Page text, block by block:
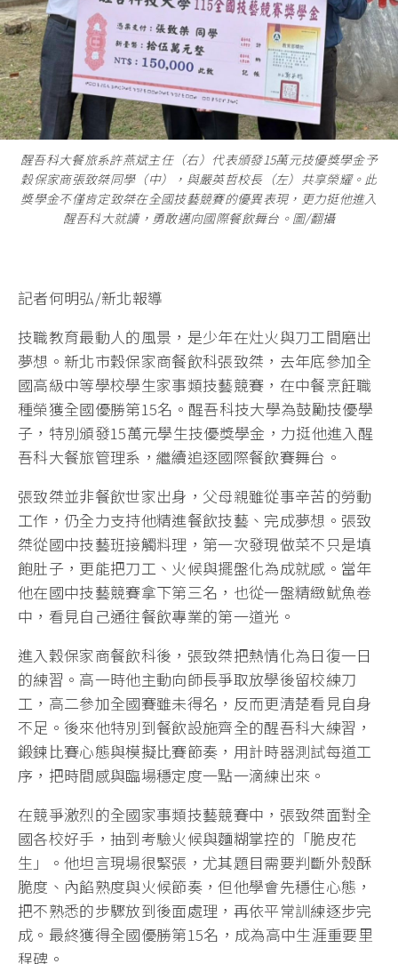
醒吾科大餐旅系許燕斌主任（右）代表頒發15萬元技優獎學金予
穀保家商張致桀同學（中），與嚴英哲校長（左）共享榮耀。此
獎學金不僅肯定致桀在全國技藝競賽的優異表現，更力挺他進入
醒吾科大就讀，勇敢邁向國際餐飲舞台。圖/翻攝
記者何明弘/新北報導
技職教育最動人的風景，是少年在灶火與刀工間磨出
夢想。新北市穀保家商餐飲科張致桀，去年底參加全
國高級中等學校學生家事類技藝競賽，在中餐烹飪職
種榮獲全國優勝第15名。醒吾科技大學為鼓勵技優學
子，特別頒發15萬元學生技優獎學金，力挺他進入醒
吾科大餐旅管理系，繼續追逐國際餐飲賽舞台。
張致桀並非餐飲世家出身，父母親雖從事辛苦的勞動
工作，仍全力支持他精進餐飲技藝、完成夢想。張致
桀從國中技藝班接觸料理，第一次發現做菜不只是填
飽肚子，更能把刀工、火候與擺盤化為成就感。當年
他在國中技藝競賽拿下第三名，也從一盤精緻魷魚卷
中，看見自己通往餐飲專業的第一道光。
進入穀保家商餐飲科後，張致桀把熱情化為日復一日
的練習。高一時他主動向師長爭取放學後留校練刀
工，高二參加全國賽雖未得名，反而更清楚看見自身
不足。後來他特別到餐飲設施齊全的醒吾科大練習，
鍛鍊比賽心態與模擬比賽節奏，用計時器測試每道工
序，把時間感與臨場穩定度一點一滴練出來。
在競爭激烈的全國家事類技藝競賽中，張致桀面對全
國各校好手，抽到考驗火候與麵糊掌控的「脆皮花
生」。他坦言現場很緊張，尤其題目需要判斷外殼酥
脆度、內餡熟度與火候節奏，但他學會先穩住心態，
把不熟悉的步驟放到後面處理，再依平常訓練逐步完
成。最終獲得全國優勝第15名，成為高中生涯重要里
程碑。